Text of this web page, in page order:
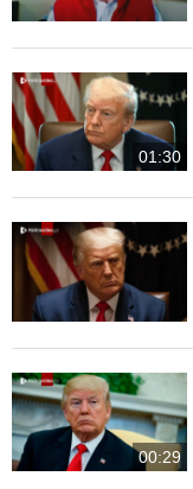
01:30
00:29